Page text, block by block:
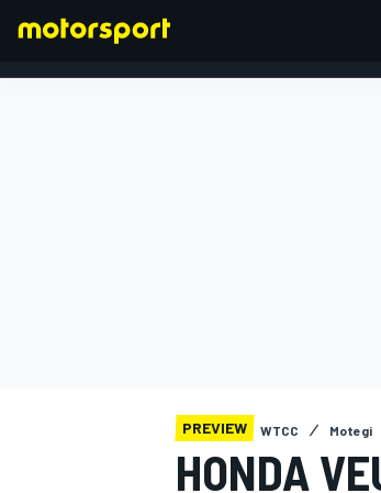
PREVIEW WTCC Motegi
HONDA